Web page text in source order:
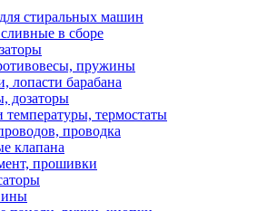
стиральных машин
в сборе
пружины
лопасти барабана
дозаторы
температуры, термостаты
проводка
клапана
прошивки